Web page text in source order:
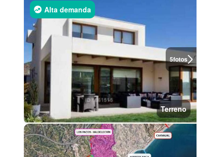
5fotos
Alta demanda
Terreno